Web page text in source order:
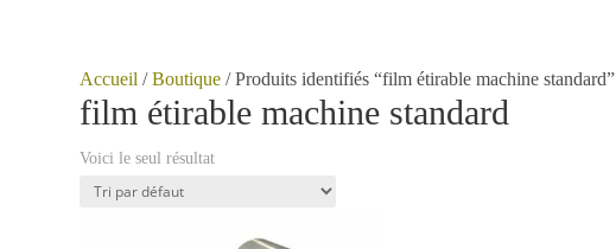
Accueil /Boutique / Produits identifiés “film étirable machine standard”
film étirable machine standard
Voici le seul résultat